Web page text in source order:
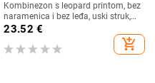
Kombinezon s leopard printom, bez
naramenica i bez leđa, uski struk,
poliester, gradski stil s ravnim
23.52 €
add_shopping_cart